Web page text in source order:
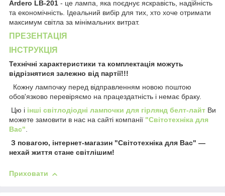
Ardero LB-201 - це лампа, яка поєднує яскравість, надійність
та економічність. Ідеальний вибір для тих, хто хоче отримати
максимум світла за мінімальних витрат.
ПРЕЗЕНТАЦІЯ
ІНСТРУКЦІЯ
Технічні характеристики та комплектація можуть
відрізнятися залежно від партії!!!
Кожну лампочку перед відправленням новою поштою
обов'язково перевіряємо на працездатність і немає браку.
Цю і інші світлодіодні лампочки для гірлянд белт-лайт Ви
можете замовити в нас на сайті компанії "Світотехніка для
Вас".
З повагою, інтернет-магазин "Світотехніка для Вас" —
нехай життя стане світлішим!
Приховати